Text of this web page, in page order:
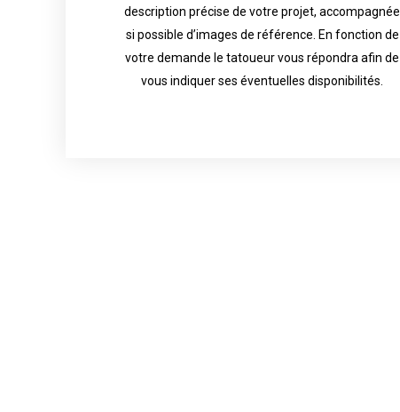
description précise de votre projet, accompagnée
si possible d’images de référence. En fonction de
votre demande le tatoueur vous répondra afin de
vous indiquer ses éventuelles disponibilités.
Contact directly the artist of your choice because
most are in great demand and will have planned
their appointments in advance. Send an accurate
description of your project, if possible attached